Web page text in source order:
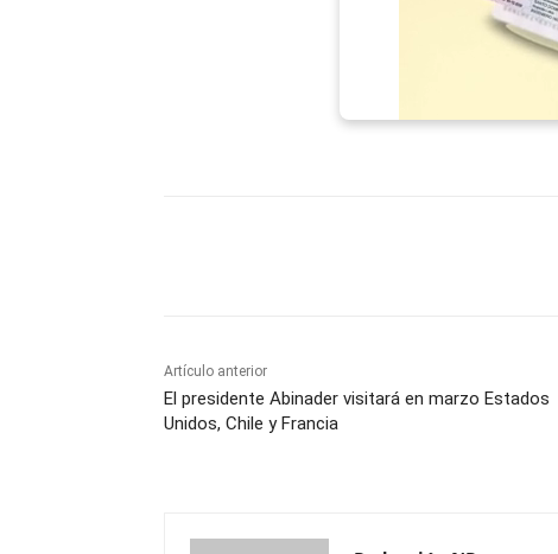
Artículo anterior
El presidente Abinader visitará en marzo Estados
Unidos, Chile y Francia